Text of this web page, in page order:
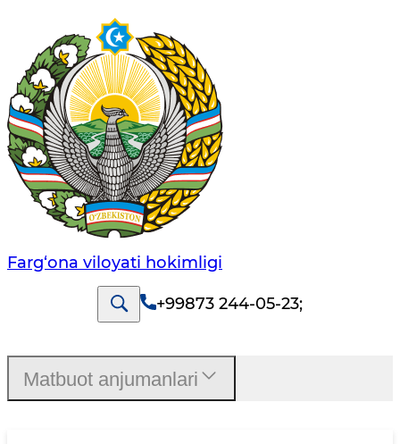
Farg‘оnа vilоyati hоkimligi
+99873 244-05-23;
Matbuot anjumanlari